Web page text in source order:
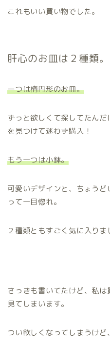
これもいい買い物でした。
肝心のお皿は２種類。
一つは楕円形のお皿。
ずっと欲しくて探してたん
を見つけて迷わず購入！
もう一つは小鉢。
可愛いデザインと、ちょう
って一目惚れ。
２種類ともすごく気に入りま
さっきも書いてたけど、私
見てしまいます。
つい欲しくなってしまうけど